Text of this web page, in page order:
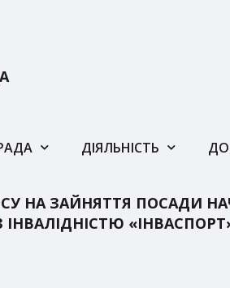
ДІЯЛЬНІСТЬ
НА ЗАЙНЯТТЯ ПОСАДИ
ІНВАЛІДНІСТЮ